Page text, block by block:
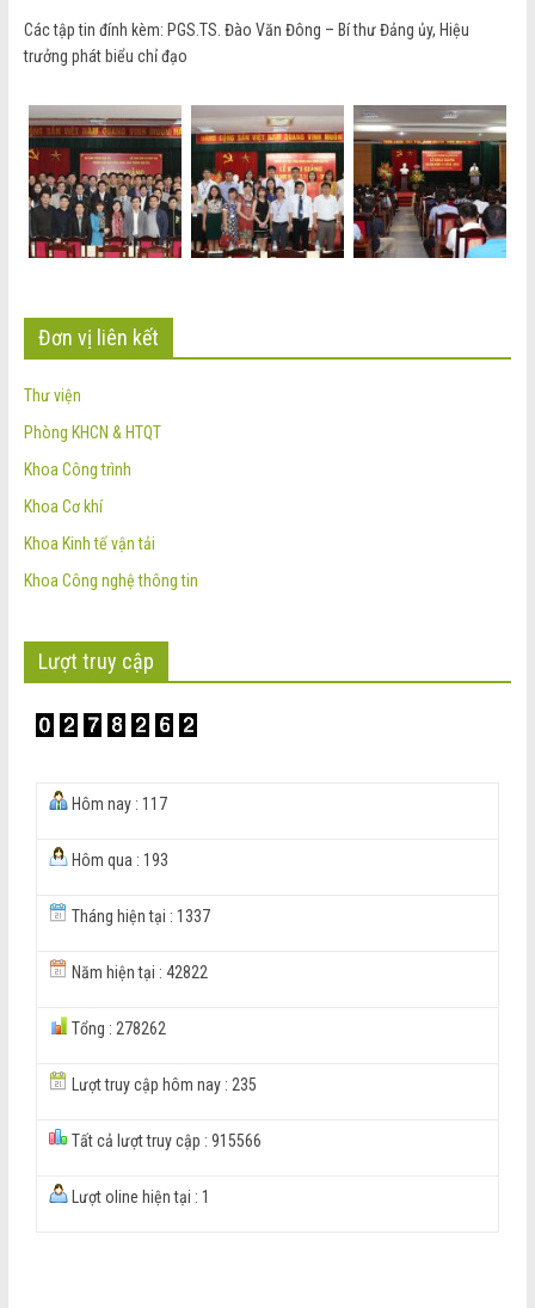
Các tập tin đính kèm: PGS.TS. Đào Văn Đông – Bí thư Đảng ủy, Hiệu
trưởng phát biểu chỉ đạo
Đơn vị liên kết
Thư viện
Phòng KHCN & HTQT
Khoa Công trình
Khoa Cơ khí
Khoa Kinh tế vận tải
Khoa Công nghệ thông tin
Lượt truy cập
Hôm nay : 117
Hôm qua : 193
Tháng hiện tại : 1337
Năm hiện tại : 42822
Tổng : 278262
Lượt truy cập hôm nay : 235
Tất cả lượt truy cập : 915566
Lượt oline hiện tại : 1